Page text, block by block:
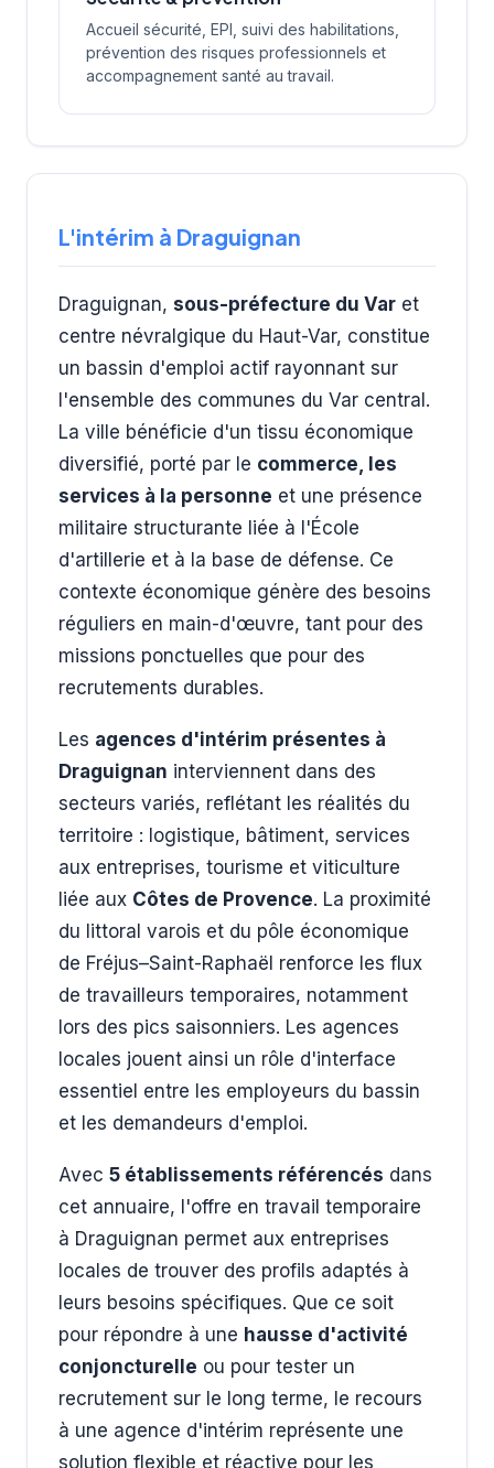
Accueil sécurité, EPI, suivi des habilitations,
prévention des risques professionnels et
accompagnement santé au travail.
L'intérim à Draguignan
Draguignan, sous-préfecture du Var et
centre névralgique du Haut-Var, constitue
un bassin d'emploi actif rayonnant sur
l'ensemble des communes du Var central.
La ville bénéficie d'un tissu économique
diversifié, porté par le commerce, les
services à la personne et une présence
militaire structurante liée à l'École
d'artillerie et à la base de défense. Ce
contexte économique génère des besoins
réguliers en main-d'œuvre, tant pour des
missions ponctuelles que pour des
recrutements durables.
Les agences d'intérim présentes à
Draguignan interviennent dans des
secteurs variés, reflétant les réalités du
territoire : logistique, bâtiment, services
aux entreprises, tourisme et viticulture
liée aux Côtes de Provence. La proximité
du littoral varois et du pôle économique
de Fréjus–Saint-Raphaël renforce les flux
de travailleurs temporaires, notamment
lors des pics saisonniers. Les agences
locales jouent ainsi un rôle d'interface
essentiel entre les employeurs du bassin
et les demandeurs d'emploi.
Avec 5 établissements référencés dans
cet annuaire, l'offre en travail temporaire
à Draguignan permet aux entreprises
locales de trouver des profils adaptés à
leurs besoins spécifiques. Que ce soit
pour répondre à une hausse d'activité
conjoncturelle ou pour tester un
recrutement sur le long terme, le recours
à une agence d'intérim représente une
solution flexible et réactive pour les